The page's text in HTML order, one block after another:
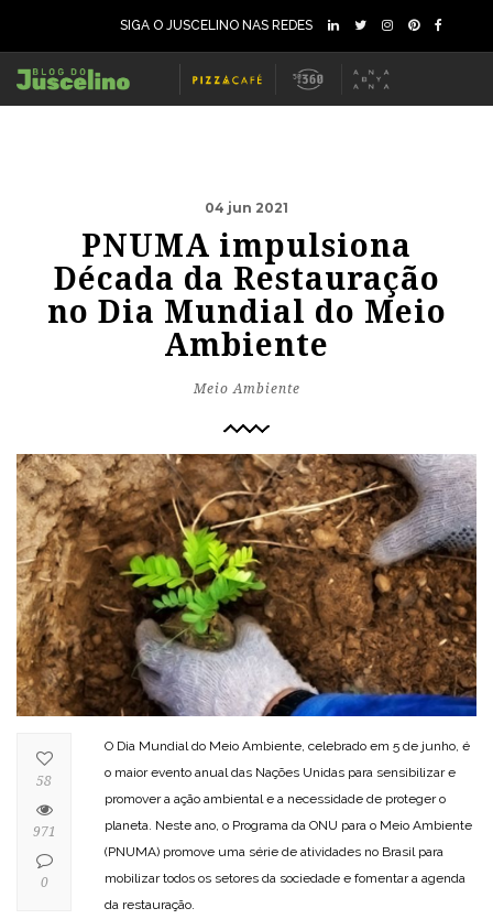
SIGA O JUSCELINO NAS REDES
04 jun 2021
PNUMA impulsiona
Década da Restauração
no Dia Mundial do Meio
Ambiente
Meio Ambiente
O Dia Mundial do Meio Ambiente, celebrado em 5 de junho, é
o maior evento anual das Nações Unidas para sensibilizar e
promover a ação ambiental e a necessidade de proteger o
planeta. Neste ano, o Programa da ONU para o Meio Ambiente
(PNUMA) promove uma série de atividades no Brasil para
mobilizar todos os setores da sociedade e fomentar a agenda
da restauração.
58
971
0